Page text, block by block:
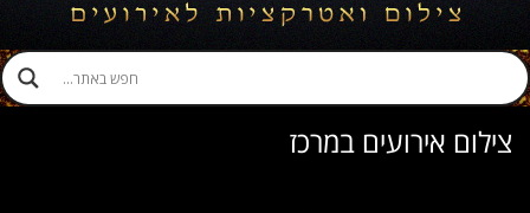
צילום אירועים במרכז